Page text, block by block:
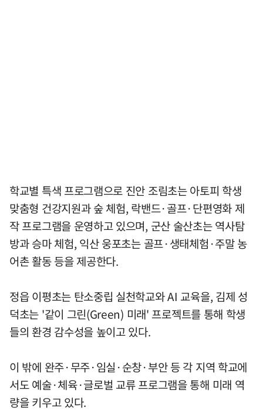
학교별 특색 프로그램으로 진안 조림초는 아토피 학생
맞춤형 건강지원과 숲 체험, 락밴드·골프·단편영화 제
작 프로그램을 운영하고 있으며, 군산 술산초는 역사탐
방과 승마 체험, 익산 웅포초는 골프·생태체험·주말 농
어촌 활동 등을 제공한다.
정읍 이평초는 탄소중립 실천학교와 AI 교육을, 김제 성
덕초는 '같이 그린(Green) 미래' 프로젝트를 통해 학생
들의 환경 감수성을 높이고 있다.
이 밖에 완주·무주·임실·순창·부안 등 각 지역 학교에
서도 예술·체육·글로벌 교류 프로그램을 통해 미래 역
량을 키우고 있다.